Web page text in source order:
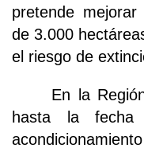
pretende
de 3.000
el riesgo de
En la Región
hasta la fecha